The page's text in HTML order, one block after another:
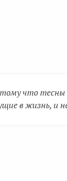
что тесны
в жизнь, и